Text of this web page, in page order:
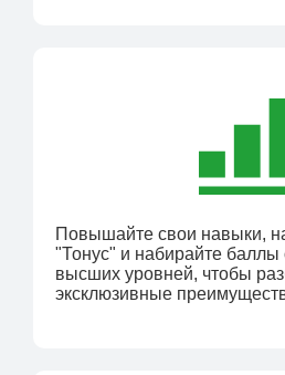
Повышайте свои навыки,
"Тонус" и набирайте баллы
высших уровней, чтобы
эксклюзивные